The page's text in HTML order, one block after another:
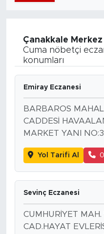
Çanakkale Merkez
Cuma nöbetçi
konumları
Emiray Eczanesi
BARBAROS
CADDESİ
MARKET YANI
Yol Tarifi Al
Sevinç Eczanesi
CUMHURİYET MAH.
CAD.HAYAT
Sanat
Bölge
Teknoloji
Magazin
Dünya
Sektör